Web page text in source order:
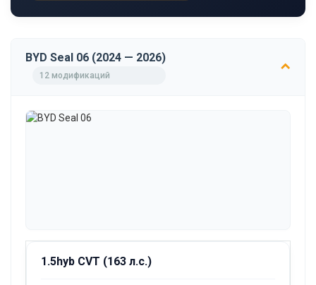
BYD Seal 06 (2024 — 2026)
12 модификаций
1.5hyb CVT (163 л.с.)